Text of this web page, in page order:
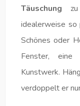
Täuschung zu
idealerweise
Schönes oder
Fenster, eine
Kunstwerk.
verdoppelt er